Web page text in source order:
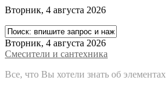
Вторник, 4 августа 2026
Вторник, 4 августа 2026
Смесители и сантехника
Все, что Вы хотели знать об